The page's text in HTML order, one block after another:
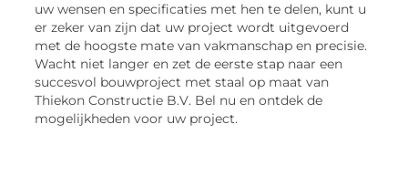
uw wensen en specificaties met hen te delen, kunt u
er zeker van zijn dat uw project wordt uitgevoerd
met de hoogste mate van vakmanschap en precisie.
Wacht niet langer en zet de eerste stap naar een
succesvol bouwproject met staal op maat van
Thiekon Constructie B.V. Bel nu en ontdek de
mogelijkheden voor uw project.